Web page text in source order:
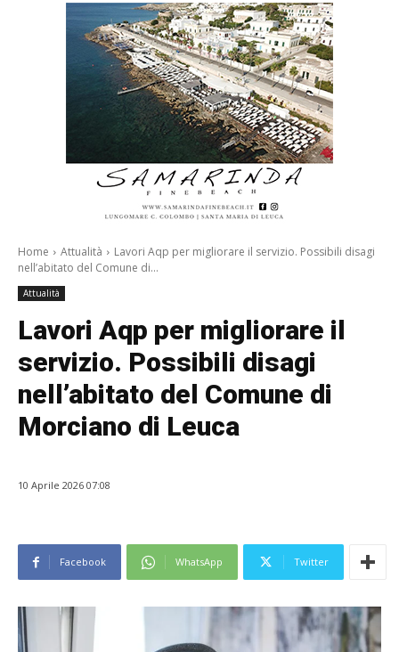
Home Attualità
Lavori Aqp per migliorare il servizio. Possibili disagi
nell’abitato del Comune di...
Attualità
Lavori Aqp per migliorare il
servizio. Possibili disagi
nell’abitato del Comune di
Morciano di Leuca
10 Aprile 2026 07:08
Facebook WhatsApp Twitter